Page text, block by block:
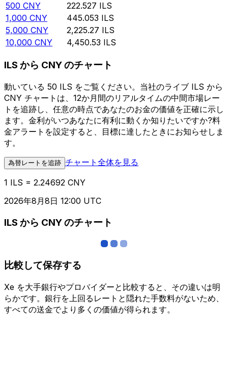
500 CNY 222.527 ILS
1,000 CNY 445.053 ILS
5,000 CNY 2,225.27 ILS
10,000 CNY 4,450.53 ILS
ILS から CNY のチャート
動いている 50 ILS をご覧ください。当社のライブ ILS から
CNY チャートは、12か月間のリアルタイムの中間市場レー
トを追跡し、任意の時点であなたのお金の価値を正確に示し
ます。金利がいつあなたに有利に動くか知りたいですか?料
金アラートを設定すると、目標に達したときにお知らせしま
す。
為替レートを追跡 チャート全体を見る
1 ILS = 2.24692 CNY
2026年8月8日 12:00 UTC
ILS から CNY のチャート
比較して保存する
Xe を大手銀行やプロバイダーと比較すると、その違いは明
らかです。銀行を上回るレートと隠れた手数料がないため、
すべての送金でより多くの価値が得られます。